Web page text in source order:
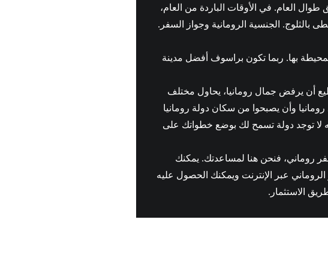
طوال العام. في الأوقات الباردة من العام،
بالثلوج. الجنسية الرومانية وجواز السفر.
بها. ربما تكون براسوف أفضل مدينة
أن يرفض جمال رومانيا، يحاول مختلف
رومانيا وأن يصبحوا من سكان دولة رومانيا
لا توجد دولة تسمح لك بوضع خطواتك على
روماني، فنحن هنا لمساعدتك. يمكنك
عبر الإنترنت ويمكنك الحصول عليه
الاستثمار.